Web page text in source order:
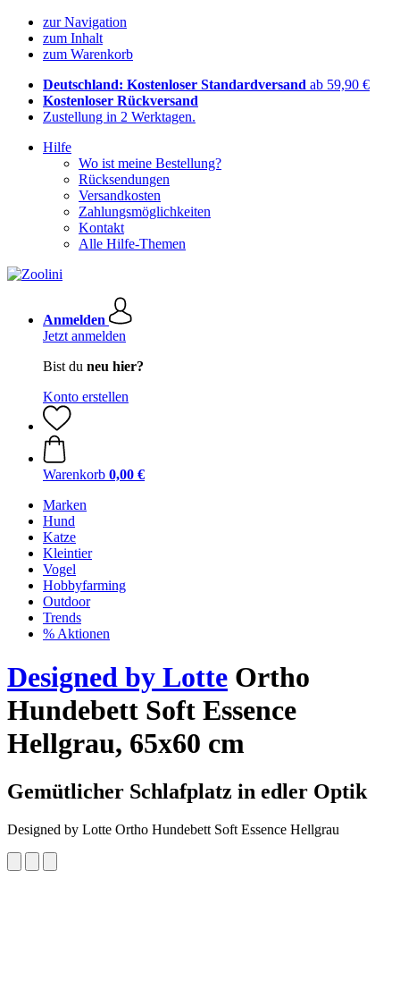
zur Navigation
zum Inhalt
zum Warenkorb
Deutschland: Kostenloser Standardversand ab 59,90 €
Kostenloser Rückversand
Zustellung in 2 Werktagen.
Hilfe
Wo ist meine Bestellung?
Rücksendungen
Versandkosten
Zahlungsmöglichkeiten
Kontakt
Alle Hilfe-Themen
Anmelden
Jetzt anmelden
Bist du neu hier?
Konto erstellen
Warenkorb 0,00 €
Marken
Hund
Katze
Kleintier
Vogel
Hobbyfarming
Outdoor
Trends
% Aktionen
Designed by Lotte Ortho
Hundebett Soft Essence
Hellgrau, 65x60 cm
Gemütlicher Schlafplatz in edler Optik
Designed by Lotte Ortho Hundebett Soft Essence Hellgrau